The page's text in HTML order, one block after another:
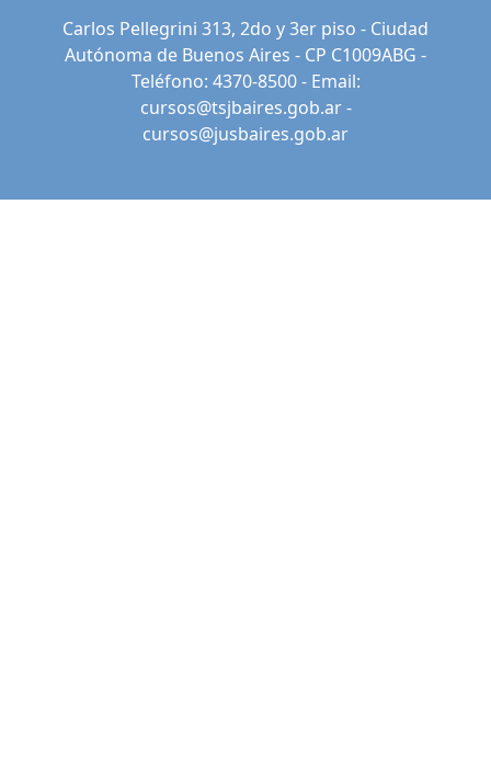
Carlos Pellegrini 313, 2do y 3er piso - Ciudad
Autónoma de Buenos Aires - CP C1009ABG -
Teléfono: 4370-8500 - Email:
cursos@tsjbaires.gob.ar-
cursos@jusbaires.gob.ar